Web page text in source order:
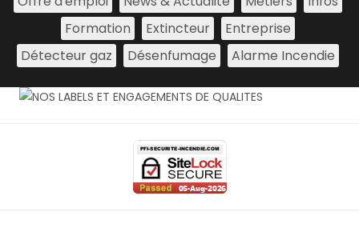
Formation
Extincteur
Entreprise
Détecteur gaz
Désenfumage Alarme Incendie